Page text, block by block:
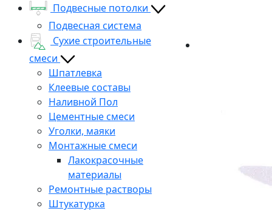
Подвесные потолки
Подвесная система
Сухие строительные
смеси
Шпатлевка
Клеевые составы
Наливной Пол
Цементные смеси
Уголки, маяки
Монтажные смеси
Лакокрасочные
материалы
Ремонтные растворы
Штукатурка